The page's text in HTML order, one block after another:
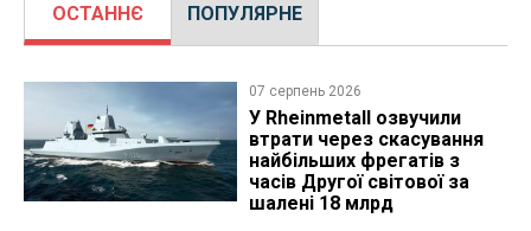
ОСТАННЄ ПОПУЛЯРНЕ
07 серпень 2026
У Rheinmetall озвучили
втрати через скасування
найбільших фрегатів з
часів Другої світової за
шалені 18 млрд